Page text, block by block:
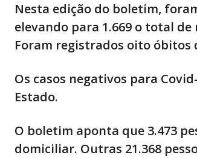
Nesta edição do boletim,
elevando para 1.669 o total
Foram registrados oito óbitos
Os casos negativos para
Estado.
O boletim aponta que 3.473
domiciliar. Outras 21.368